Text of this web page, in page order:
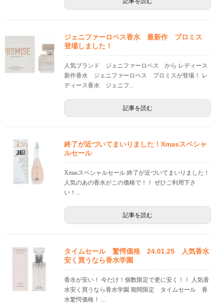
ジェニファーロペス香水 最新作 プロミス
登場しました！
人気ブランド ジェニファーロペス から レディース
新作香水 ジェニファーロペス プロミスが登場！ レ
ディース香水 ジェニフ...
記事を読む
終了が近づいてまいりました！Xmasスペシャ
ルセール
Xmasスペシャルセール 終了が近づいてまいりました！
人気のあの香水がこの価格で！！ ぜひご利用下さ
い！...
記事を読む
タイムセール 驚愕価格 24.01.25 人気香水
安く買うなら香水学園
香水が安い！ 今だけ！個数限定で更に安く！！ 人気香
水安く買うなら香水学園 期間限定 タイムセール 香
水驚愕価格！ ...